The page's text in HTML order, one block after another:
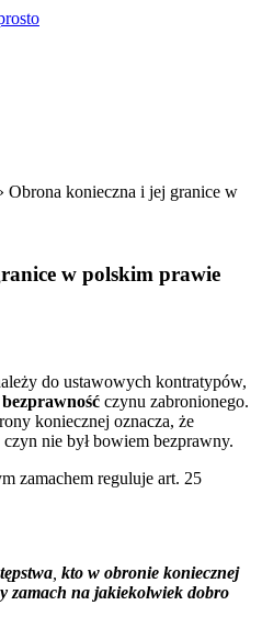
Obrona konieczna i jej granice w
w polskim prawie
do ustawowych kontratypów,
czynu zabronionego.
koniecznej oznacza, że
nie był bowiem bezprawny.
zamachem reguluje art. 25
, kto w obronie koniecznej
zamach na jakiekolwiek dobro